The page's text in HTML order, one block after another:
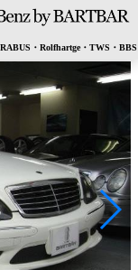
・Rolfhartge・TWS・BBS